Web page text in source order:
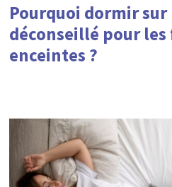
Pourquoi dormir sur
déconseillé pour les
enceintes ?